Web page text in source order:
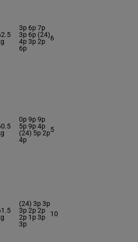
3p 6p 7p
3p 6p (24)
4p 3p 2p
6p
6
0p 9p 9p
5p 9p 4p
(24) 5p 2p
4p
5
(24) 3p 3p
3p 2p 2p
2p 1p 3p
3p
10